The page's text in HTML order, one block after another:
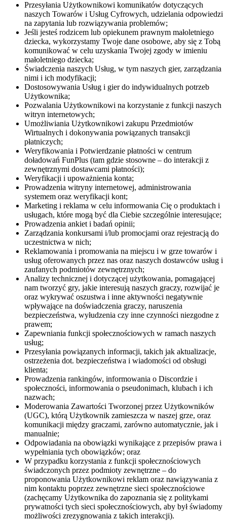
Przesyłania Użytkownikowi komunikatów dotyczących
naszych Towarów i Usług Cyfrowych, udzielania odpowiedzi
na zapytania lub rozwiązywania problemów;
Jeśli jesteś rodzicem lub opiekunem prawnym małoletniego
dziecka, wykorzystamy Twoje dane osobowe, aby się z Tobą
komunikować w celu uzyskania Twojej zgody w imieniu
małoletniego dziecka;
Świadczenia naszych Usług, w tym naszych gier, zarządzania
nimi i ich modyfikacji;
Dostosowywania Usług i gier do indywidualnych potrzeb
Użytkownika;
Pozwalania Użytkownikowi na korzystanie z funkcji naszych
witryn internetowych;
Umożliwiania Użytkownikowi zakupu Przedmiotów
Wirtualnych i dokonywania powiązanych transakcji
płatniczych;
Weryfikowania i Potwierdzanie płatności w centrum
doładowań FunPlus (tam gdzie stosowne – do interakcji z
zewnętrznymi dostawcami płatności);
Weryfikacji i upoważnienia konta;
Prowadzenia witryny internetowej, administrowania
systemem oraz weryfikacji kont;
Marketing i reklama w celu informowania Cię o produktach i
usługach, które mogą być dla Ciebie szczególnie interesujące;
Prowadzenia ankiet i badań opinii;
Zarządzania konkursami i/lub promocjami oraz rejestracją do
uczestnictwa w nich;
Reklamowania i promowania na miejscu i w grze towarów i
usług oferowanych przez nas oraz naszych dostawców usług i
zaufanych podmiotów zewnętrznych;
Analizy technicznej i dotyczącej użytkowania, pomagającej
nam tworzyć gry, jakie interesują naszych graczy, rozwijać je
oraz wykrywać oszustwa i inne aktywności negatywnie
wpływające na doświadczenia graczy, naruszenia
bezpieczeństwa, wyłudzenia czy inne czynności niezgodne z
prawem;
Zapewniania funkcji społecznościowych w ramach naszych
usług;
Przesyłania powiązanych informacji, takich jak aktualizacje,
ostrzeżenia dot. bezpieczeństwa i wiadomości od obsługi
klienta;
Prowadzenia rankingów, informowania o Discordzie i
społeczności, informowania o pseudonimach, klubach i ich
nazwach;
Moderowania Zawartości Tworzonej przez Użytkowników
(UGC), którą Użytkownik zamieszcza w naszej grze, oraz
komunikacji między graczami, zarówno automatycznie, jak i
manualnie;
Odpowiadania na obowiązki wynikające z przepisów prawa i
wypełniania tych obowiązków; oraz
W przypadku korzystania z funkcji społecznościowych
świadczonych przez podmioty zewnętrzne – do
proponowania Użytkownikowi reklam oraz nawiązywania z
nim kontaktu poprzez zewnętrzne sieci społecznościowe
(zachęcamy Użytkownika do zapoznania się z politykami
prywatności tych sieci społecznościowych, aby był świadomy
możliwości zrezygnowania z takich interakcji).